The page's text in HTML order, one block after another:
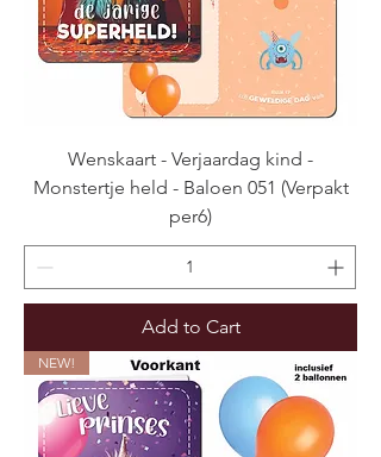
Wenskaart - Verjaardag kind -
Monstertje held - Baloen 051 (Verpakt
per6)
Add to Cart
NEW!